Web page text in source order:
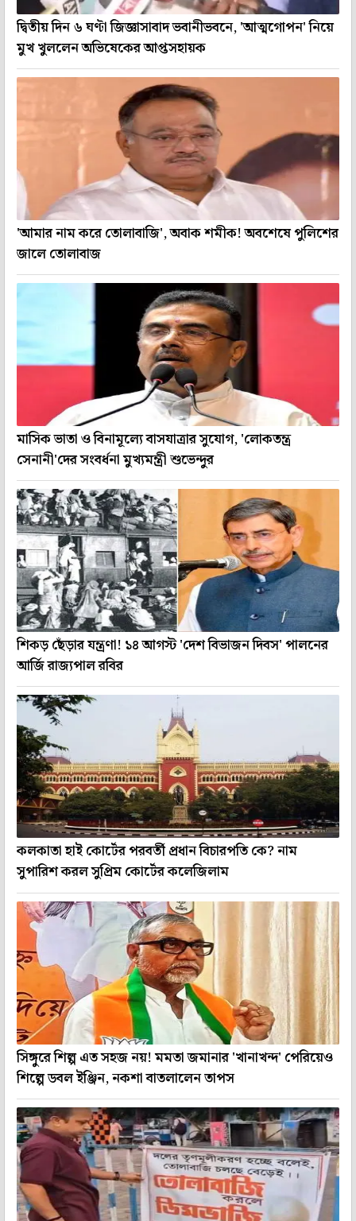
দ্বিতীয় দিন ৬ ঘণ্টা জিজ্ঞাসাবাদ ভবানীভবনে, 'আত্মগোপন' নিয়ে
মুখ খুললেন অভিষেকের আপ্তসহায়ক
'আমার নাম করে তোলাবাজি', অবাক শমীক! অবশেষে পুলিশের
জালে তোলাবাজ
মাসিক ভাতা ও বিনামূল্যে বাসযাত্রার সুযোগ, 'লোকতন্ত্র
সেনানী'দের সংবর্ধনা মুখ্যমন্ত্রী শুভেন্দুর
শিকড় ছেঁড়ার যন্ত্রণা! ১৪ আগস্ট 'দেশ বিভাজন দিবস' পালনের
আর্জি রাজ্যপাল রবির
কলকাতা হাই কোর্টের পরবর্তী প্রধান বিচারপতি কে? নাম
সুপারিশ করল সুপ্রিম কোর্টের কলেজিলাম
সিঙ্গুরে শিল্প এত সহজ নয়! মমতা জমানার 'খানাখন্দ' পেরিয়েও
শিল্পে ডবল ইঞ্জিন, নকশা বাতলালেন তাপস